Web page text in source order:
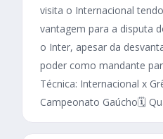
visita o Internacional
vantagem para a disputa
o Inter, apesar da
poder como mandante
Técnica: Internacional x
Campeonato Gaúcho🗓️